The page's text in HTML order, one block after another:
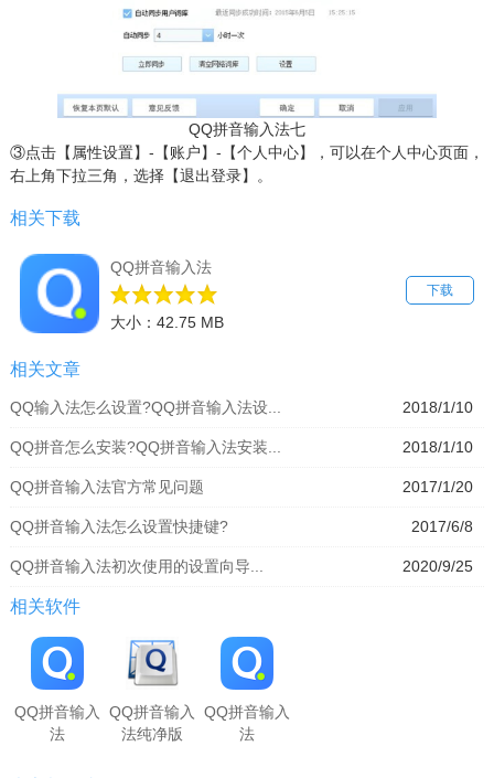
QQ拼音输入法七
③点击【属性设置】-【账户】-【个人中心】，可以在个人中心页面，
右上角下拉三角，选择【退出登录】。
相关下载
下载
QQ拼音输入法
大小：42.75 MB
相关文章
2018/1/10
QQ输入法怎么设置?QQ拼音输入法设...
2018/1/10
QQ拼音怎么安装?QQ拼音输入法安装...
2017/1/20
QQ拼音输入法官方常见问题
2017/6/8
QQ拼音输入法怎么设置快捷键?
2020/9/25
QQ拼音输入法初次使用的设置向导...
相关软件
QQ拼音输入
法
QQ拼音输入
法纯净版
QQ拼音输入
法